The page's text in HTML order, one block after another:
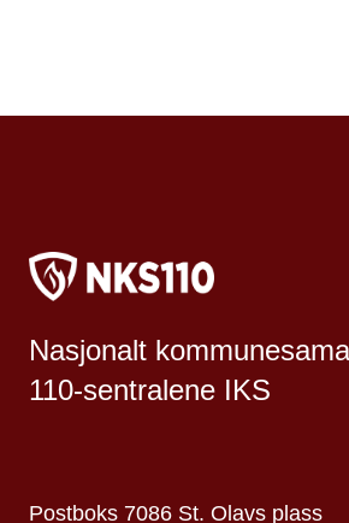
Nasjonalt
110-sentralene IKS
Postboks 7086 St. Olavs plass